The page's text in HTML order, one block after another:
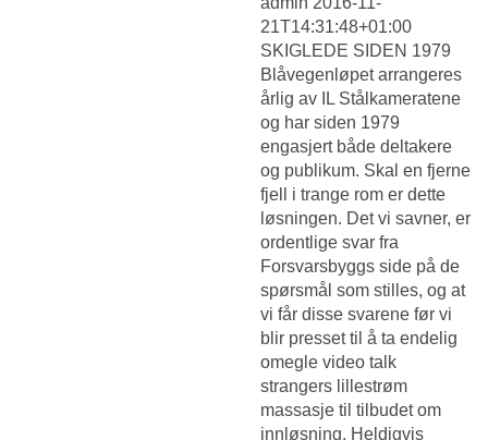
21T14:31:48+01:00
SKIGLEDE SIDEN 1979
Blåvegenløpet arrangeres
årlig av IL Stålkameratene
og har siden 1979
engasjert både deltakere
og publikum. Skal en fjerne
fjell i trange rom er dette
løsningen. Det vi savner, er
ordentlige svar fra
Forsvarsbyggs side på de
spørsmål som stilles, og at
vi får disse svarene før vi
blir presset til å ta endelig
omegle video talk
strangers lillestrøm
massasje til tilbudet om
innløsning. Heldigvis